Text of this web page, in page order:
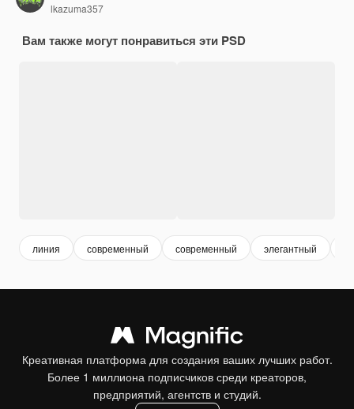
lkazuma357
Вам также могут понравиться эти PSD
линия современный современный элегантный
Креативная платформа для создания ваших лучших работ.
Более 1 миллиона подписчиков среди креаторов,
предприятий, агентств и студий.